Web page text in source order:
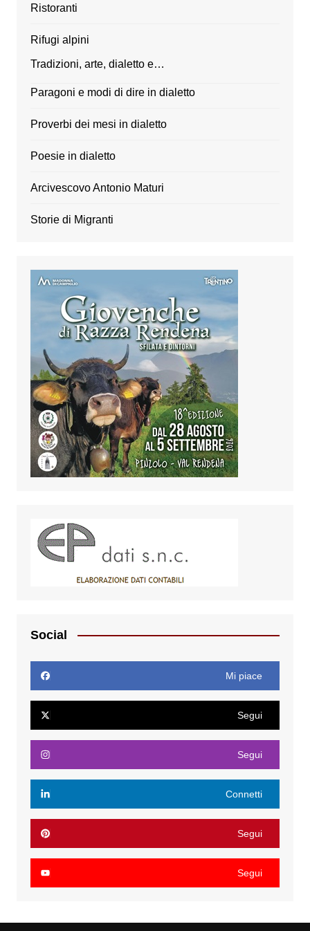
Ristoranti
Rifugi alpini
Tradizioni, arte, dialetto e…
Paragoni e modi di dire in dialetto
Proverbi dei mesi in dialetto
Poesie in dialetto
Arcivescovo Antonio Maturi
Storie di Migranti
Social
Mi piace
Segui
Segui
Connetti
Segui
Segui